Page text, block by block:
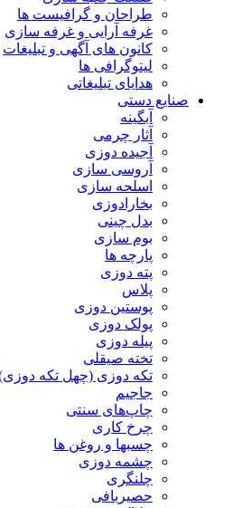
طراحان و گرافیست ها
غرفه آرایی و غرفه سازی
کانون های آگهی و تبلیغات
لیتوگرافی ها
هدایای تبلیغاتی
صنایع دستی
آبگینه
آثار چرمی
آجیده دوزی
آروسی سازی
اسلحه سازی
بخارادوزی
بدل چینی
بوم سازی
پارچه ها
پته دوزی
پلاس
پوستین دوزی
پولک دوزی
پیله دوزی
تخته صیقلی
تکه دوزی (چهل تکه دوزی)
جاجیم
چاپ‌های سنتی
چرخ کاری
چسبها و روغن ها
چشمه دوزی
چلنگری
حصیربافی